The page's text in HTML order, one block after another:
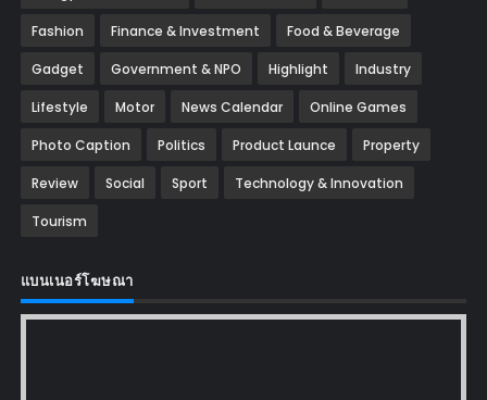
Fashion Finance & Investment Food & Beverage
Gadget Government & NPO Highlight Industry
Lifestyle Motor News Calendar Online Games
Photo Caption Politics Product Launce Property
Review Social Sport Technology & Innovation
Tourism
แบนเนอร์โฆษณา